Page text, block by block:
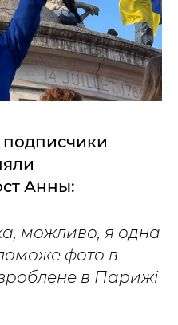
Анны:
можливо, я одна
фото в
в Парижі